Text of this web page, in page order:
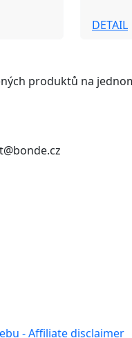
DETAIL
produktů na
- Affiliate disclaimer